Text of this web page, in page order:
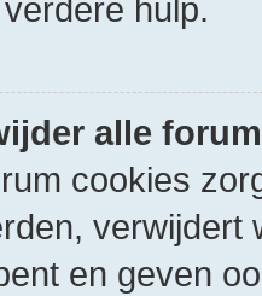
hulp.
alle
cookies
en geven